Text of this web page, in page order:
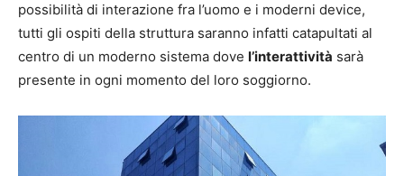
possibilità di interazione fra l’uomo e i moderni device,
tutti gli ospiti della struttura saranno infatti catapultati al
centro di un moderno sistema dove l’interattività sarà
presente in ogni momento del loro soggiorno.